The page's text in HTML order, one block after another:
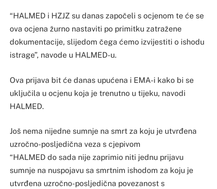
“HALMED i HZJZ su danas započeli s ocjenom te će se
ova ocjena žurno nastaviti po primitku zatražene
dokumentacije, slijedom čega ćemo izvijestiti o ishodu
istrage”, navode u HALMED-u.
Ova prijava bit će danas upućena i EMA-i kako bi se
uključila u ocjenu koja je trenutno u tijeku, navodi
HALMED.
Još nema nijedne sumnje na smrt za koju je utvrđena
uzročno-posljedična veza s cjepivom
“HALMED do sada nije zaprimio niti jednu prijavu
sumnje na nuspojavu sa smrtnim ishodom za koju je
utvrđena uzročno-posljedična povezanost s